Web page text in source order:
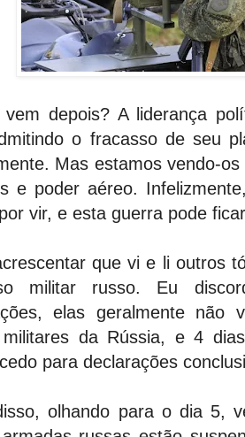
depois? A liderança
o fracasso de seu
Mas estamos vendo-
e poder aéreo.
vir, e esta guerra pode
que vi e li outros
militar russo. Eu
elas geralmente não
da Rússia, e 4
para declarações
olhando para o dia 5,